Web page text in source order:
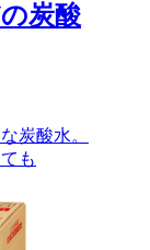
炭酸
炭酸水。
も